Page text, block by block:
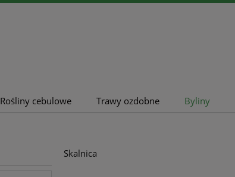
Rośliny cebulowe Trawy ozdobne Byliny
Skalnica